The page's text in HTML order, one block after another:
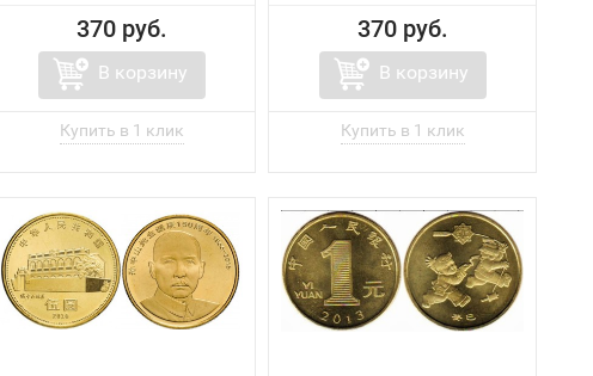
370 руб.
В корзину
370 руб.
В корзину